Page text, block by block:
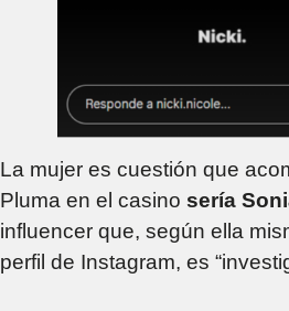
La mujer es cuestión que
Pluma en el casino sería
influencer que, según ella
perfil de Instagram, es